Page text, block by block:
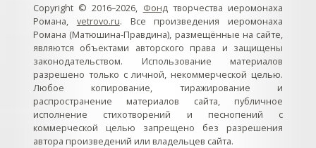
Copyright © 2016–2026, Фондтворчества иеромонаха
Романа, vetrovo.ru. Все произведения иеромонаха
Романа (Матюшина-Правдина), размещённые на сайте,
являются объектами авторского права и защищены
законодательством. Использование материалов
разрешено только с личной, некоммерческой целью.
Любое копирование, тиражирование и
распространение материалов сайта, публичное
исполнение стихотворений и песнопений с
коммерческой целью запрещено без разрешения
автора произведений или владельцев сайта.